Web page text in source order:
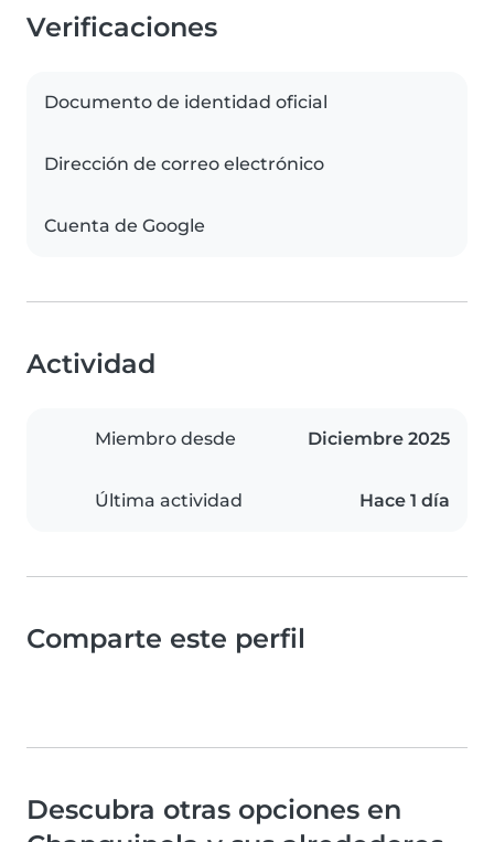
Verificaciones
Documento de identidad oficial
Dirección de correo electrónico
Cuenta de Google
Actividad
Miembro desde Diciembre 2025
Última actividad Hace 1 día
Comparte este perfil
Descubra otras opciones en